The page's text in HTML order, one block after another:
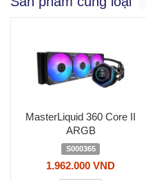
MasterLiquid 360 Core II
ARGB
S000365
1.962.000 VND